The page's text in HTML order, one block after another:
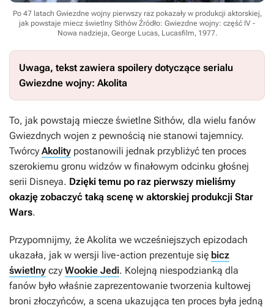
Po 47 latach Gwiezdne wojny pierwszy raz pokazały w produkcji aktorskiej,
jak powstaje miecz świetlny Sithów Źródło: Gwiezdne wojny: część IV -
Nowa nadzieja, George Lucas, Lucasfilm, 1977.
Uwaga, tekst zawiera spoilery dotyczące serialu
Gwiezdne wojny: Akolita
To, jak powstają miecze świetlne Sithów, dla wielu fanów
Gwiezdnych wojen z pewnością nie stanowi tajemnicy.
Twórcy Akolity postanowili jednak przybliżyć ten proces
szerokiemu gronu widzów w finałowym odcinku głośnej
serii Disneya. Dzięki temu po raz pierwszy mieliśmy
okazję zobaczyć taką scenę w aktorskiej produkcji Star
Wars.
Przypomnijmy, że Akolita we wcześniejszych epizodach
ukazała, jak w wersji live-action prezentuje się bicz
świetlny czy Wookie Jedi. Kolejną niespodzianką dla
fanów było właśnie zaprezentowanie tworzenia kultowej
broni złoczyńców, a scena ukazująca ten proces była jedną